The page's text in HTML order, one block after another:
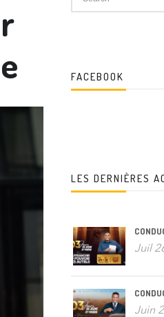
FACEBOOK
LES DERNIÈRES
Juil
Juin